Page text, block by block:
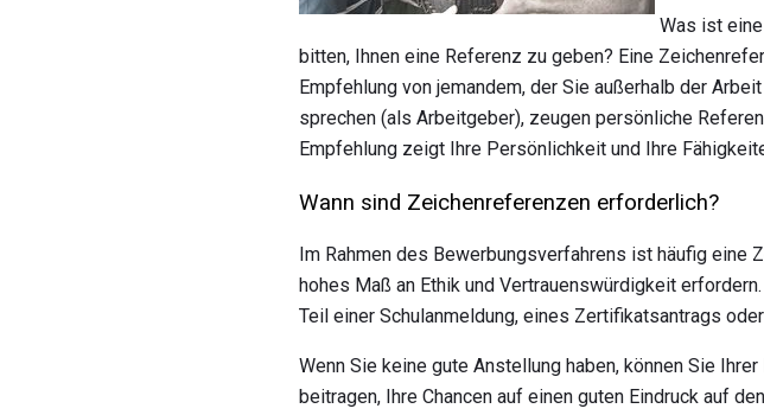
Was ist
bitten, Ihnen eine Referenz zu geben? Eine
Empfehlung von jemandem, der Sie außerhalb der
sprechen (als Arbeitgeber), zeugen persönliche
Empfehlung zeigt Ihre Persönlichkeit und Ihre
Wann sind Zeichenreferenzen erforderlich?
Im Rahmen des Bewerbungsverfahrens ist häufig
hohes Maß an Ethik und Vertrauenswürdigkeit
Teil einer Schulanmeldung, eines Zertifikatsantrags
Wenn Sie keine gute Anstellung haben, können Sie
beitragen, Ihre Chancen auf einen guten Eindruck auf